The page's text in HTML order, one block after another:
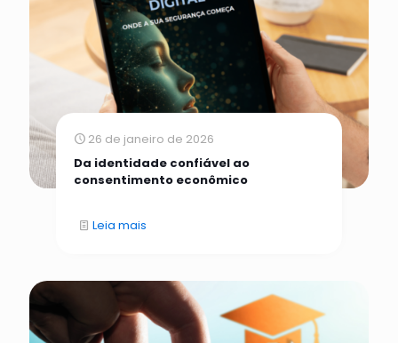
26 de janeiro de 2026
Da identidade confiável ao
consentimento econômico
Leia mais